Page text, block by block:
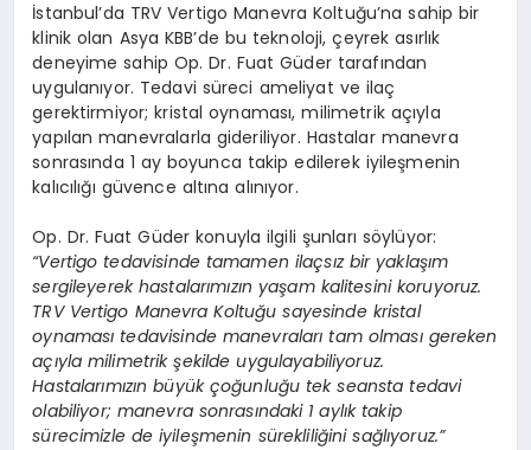
İstanbul’da TRV Vertigo Manevra Koltuğu’na sahip bir
klinik olan Asya KBB’de bu teknoloji, çeyrek asırlık
deneyime sahip Op. Dr. Fuat Güder tarafından
uygulanıyor. Tedavi süreci ameliyat ve ilaç
gerektirmiyor; kristal oynaması, milimetrik açıyla
yapılan manevralarla gideriliyor. Hastalar manevra
sonrasında 1 ay boyunca takip edilerek iyileşmenin
kalıcılığı güvence altına alınıyor.
Op. Dr. Fuat Güder konuyla ilgili şunları söylüyor:
“Vertigo tedavisinde tamamen ilaçsız bir yaklaşım
sergileyerek hastalarımızın yaşam kalitesini koruyoruz.
TRV Vertigo Manevra Koltuğu sayesinde kristal
oynaması tedavisinde manevraları tam olması gereken
açıyla milimetrik şekilde uygulayabiliyoruz.
Hastalarımızın büyük çoğunluğu tek seansta tedavi
olabiliyor; manevra sonrasındaki 1 aylık takip
sürecimizle de iyileşmenin sürekliliğini sağlıyoruz.”